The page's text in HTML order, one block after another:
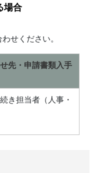
場合
せください。
先・申請書類入手
き担当者（人事・